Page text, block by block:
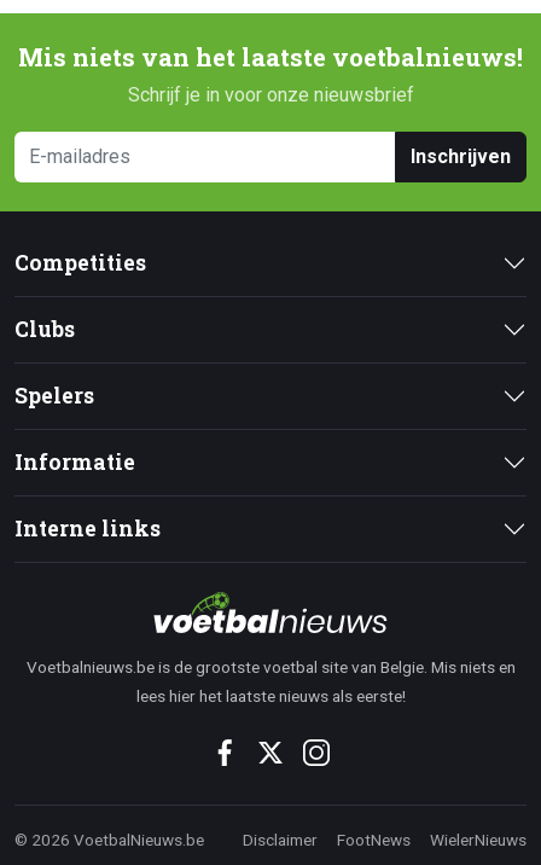
Mis niets van het laatste voetbalnieuws!
Schrijf je in voor onze nieuwsbrief
Inschrijven
Competities
Clubs
Spelers
Informatie
Interne links
Voetbalnieuws.be is de grootste voetbal site van Belgie. Mis niets en
lees hier het laatste nieuws als eerste!
© 2026 VoetbalNieuws.be Disclaimer FootNews WielerNieuws